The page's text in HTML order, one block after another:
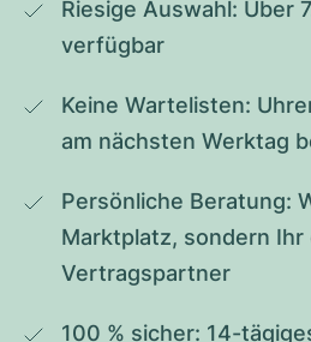
Riesige Auswahl: Über
verfügbar
Keine Wartelisten:
am nächsten Werktag
Persönliche Beratung:
Marktplatz, sondern
Vertragspartner
100 % sicher: 14-